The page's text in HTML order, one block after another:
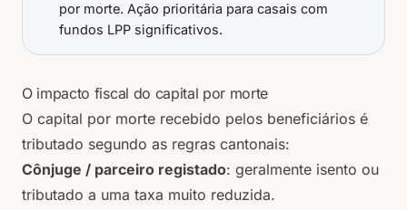
por morte. Ação prioritária para casais com
fundos LPP significativos.
O impacto fiscal do capital por morte
O capital por morte recebido pelos beneficiários é
tributado segundo as regras cantonais:
Cônjuge / parceiro registado: geralmente isento ou
tributado a uma taxa muito reduzida.